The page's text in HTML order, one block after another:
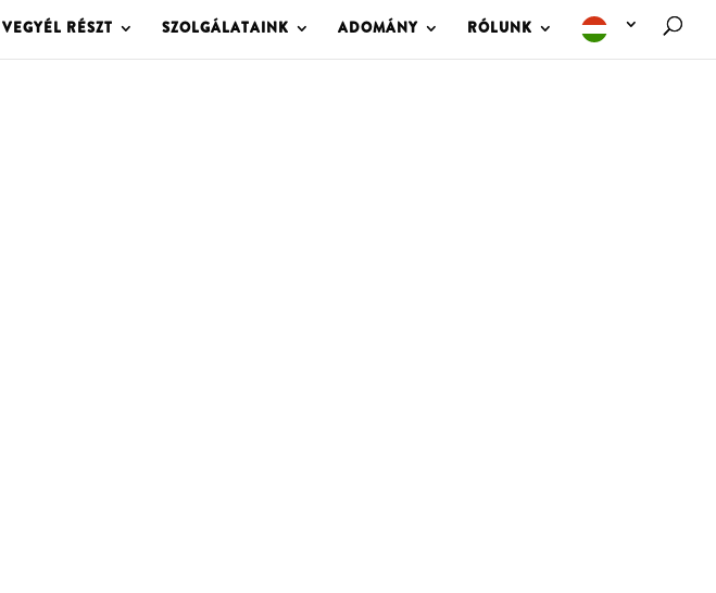
VEGYÉL RÉSZT SZOLGÁLATAINK ADOMÁNY RÓLUNK